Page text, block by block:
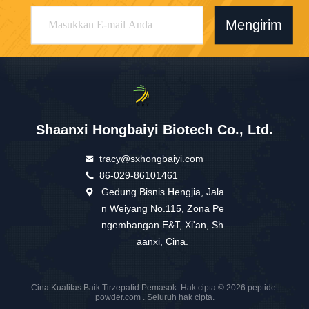
Mengirim
Shaanxi Hongbaiyi Biotech Co., Ltd.
tracy@sxhongbaiyi.com
86-029-86101461
Gedung Bisnis Hengjia, Jala
n Weiyang No.115, Zona Pe
ngembangan E&T, Xi'an, Sh
aanxi, Cina.
Cina Kualitas Baik Tirzepatid Pemasok. Hak cipta © 2026 peptide-
powder.com . Seluruh hak cipta.